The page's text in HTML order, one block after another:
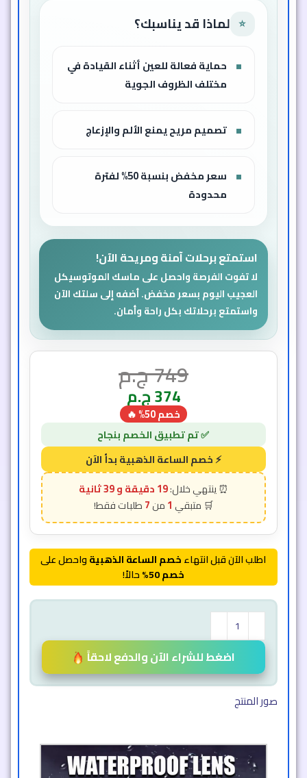
⭐ لماذا قد يناسبك؟
حماية فعالة للعين أثناء القيادة في
مختلف الظروف الجوية
تصميم مريح يمنع الألم والإزعاج
سعر مخفض بنسبة 50% لفترة
محدودة
استمتع برحلات آمنة ومريحة الآن!
لا تفوت الفرصة واحصل على ماسك الموتوسيكل
العجيب اليوم بسعر مخفض. أضفه إلى سلتك الآن
واستمتع برحلاتك بكل راحة وأمان.
749ج.م
374ج.م
خصم 50% 🔥
19 دقيقة و 36 ثانية
1
7
اطلب الآن قبل انتهاءخصم الساعة الذهبيةواحصل على
خصم 50%
حالاً!
اضغط للشراء الآن والدفع لاحقاً
صور المنتج​